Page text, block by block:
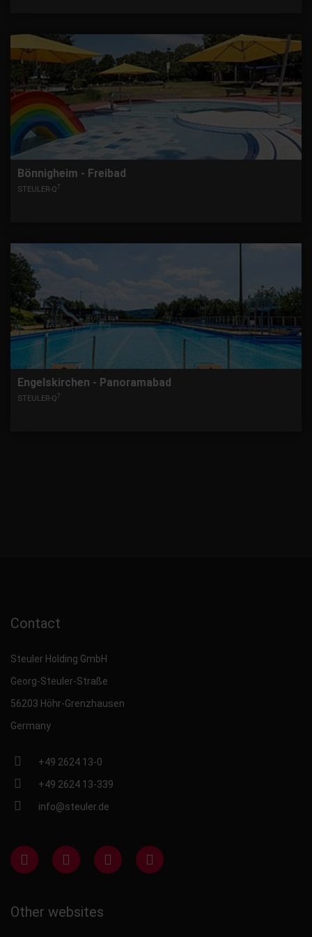
Bönnigheim - Freibad
STEULER-Q7
Engelskirchen - Panoramabad
STEULER-Q7
Contact
Steuler Holding GmbH
Georg-Steuler-Straße
56203 Höhr-Grenzhausen
Germany
+49 2624 13-0
+49 2624 13-339
info@steuler.de
Other websites